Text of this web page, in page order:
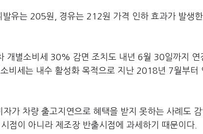
유는 205원, 경유는 212원 가격 인하 효과가 발생
개별소비세 30% 감면 조치도 내년 6월 30일까지 연
비세는 내수 활성화 목적으로 지난 2018년 7월부터
가 차량 출고지연으로 혜택을 받지 못하는 사례도
점이 아니라 제조장 반출시점에 과세하기 때문이다.